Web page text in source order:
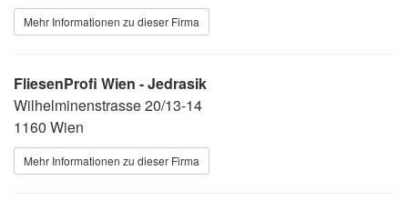
Mehr Informationen zu dieser Firma
FliesenProfi Wien - Jedrasik
Wilhelminenstrasse 20/13-14
1160 Wien
Mehr Informationen zu dieser Firma